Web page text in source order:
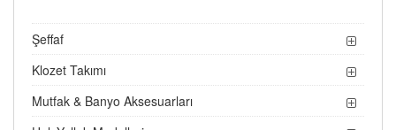
Şeffaf
Klozet Takımı
Mutfak & Banyo Aksesuarları